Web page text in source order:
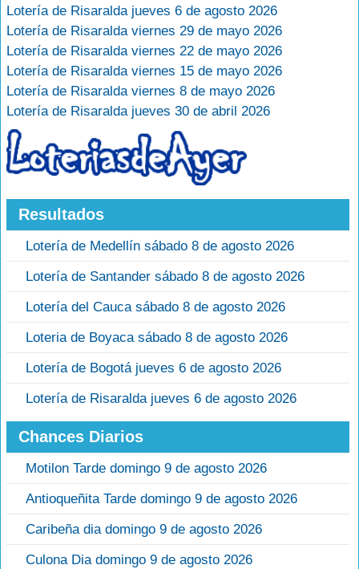
Lotería de Risaralda jueves 6 de agosto 2026
Lotería de Risaralda viernes 29 de mayo 2026
Lotería de Risaralda viernes 22 de mayo 2026
Lotería de Risaralda viernes 15 de mayo 2026
Lotería de Risaralda viernes 8 de mayo 2026
Lotería de Risaralda jueves 30 de abril 2026
Resultados
Lotería de Medellín sábado 8 de agosto 2026
Lotería de Santander sábado 8 de agosto 2026
Lotería del Cauca sábado 8 de agosto 2026
Loteria de Boyaca sábado 8 de agosto 2026
Lotería de Bogotá jueves 6 de agosto 2026
Lotería de Risaralda jueves 6 de agosto 2026
Chances Diarios
Motilon Tarde domingo 9 de agosto 2026
Antioqueñita Tarde domingo 9 de agosto 2026
Caribeña dia domingo 9 de agosto 2026
Culona Dia domingo 9 de agosto 2026